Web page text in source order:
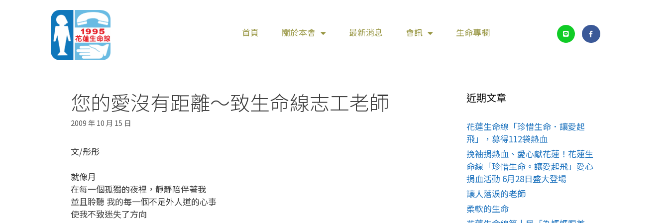
首頁 關於本會 最新消息 會訊 生命專欄
您的愛沒有距離～致生命線志工老師
2009 年 10 月 15 日
文/彤彤
就像月
在每一個孤獨的夜裡，靜靜陪伴著我
並且聆聽 我的每一個不足外人道的心事
使我不致迷失了方向
近期文章
花蓮生命線「珍惜生命．讓愛起
飛」，募得112袋熱血
挽袖捐熱血、愛心獻花蓮！花蓮生
命線「珍惜生命。讓愛起飛」愛心
捐血活動 6月28日盛大登場
讓人落淚的老師
柔軟的生命